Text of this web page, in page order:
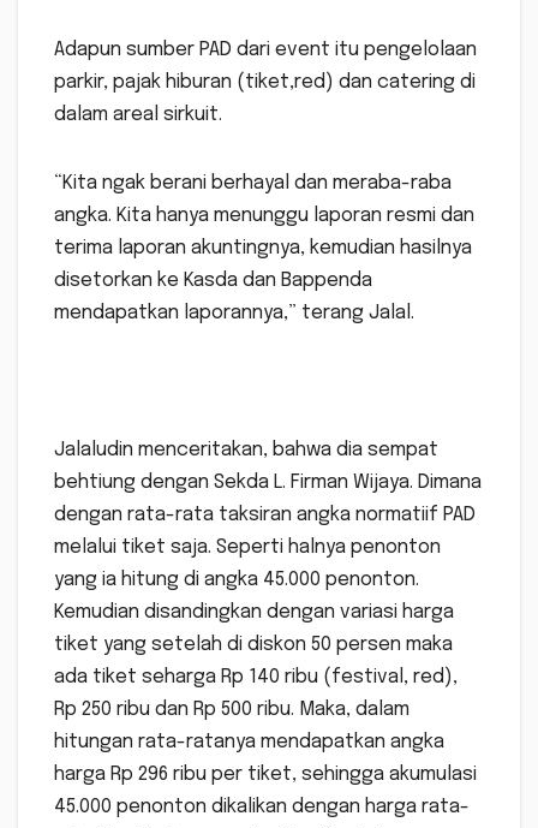
Adapun sumber PAD dari event itu pengelolaan
parkir, pajak hiburan (tiket,red) dan catering di
dalam areal sirkuit.
“Kita ngak berani berhayal dan meraba-raba
angka. Kita hanya menunggu laporan resmi dan
terima laporan akuntingnya, kemudian hasilnya
disetorkan ke Kasda dan Bappenda
mendapatkan laporannya,” terang Jalal.
Jalaludin menceritakan, bahwa dia sempat
behtiung dengan Sekda L. Firman Wijaya. Dimana
dengan rata-rata taksiran angka normatiif PAD
melalui tiket saja. Seperti halnya penonton
yang ia hitung di angka 45.000 penonton.
Kemudian disandingkan dengan variasi harga
tiket yang setelah di diskon 50 persen maka
ada tiket seharga Rp 140 ribu (festival, red),
Rp 250 ribu dan Rp 500 ribu. Maka, dalam
hitungan rata-ratanya mendapatkan angka
harga Rp 296 ribu per tiket, sehingga akumulasi
45.000 penonton dikalikan dengan harga rata-